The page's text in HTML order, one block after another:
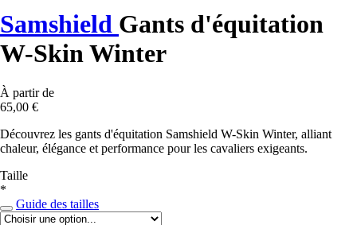
Samshield Gants d'équitation
W-Skin Winter
À partir de
65,00 €
Découvrez les gants d'équitation Samshield W-Skin Winter, alliant
chaleur, élégance et performance pour les cavaliers exigeants.
Taille
*
Guide des tailles